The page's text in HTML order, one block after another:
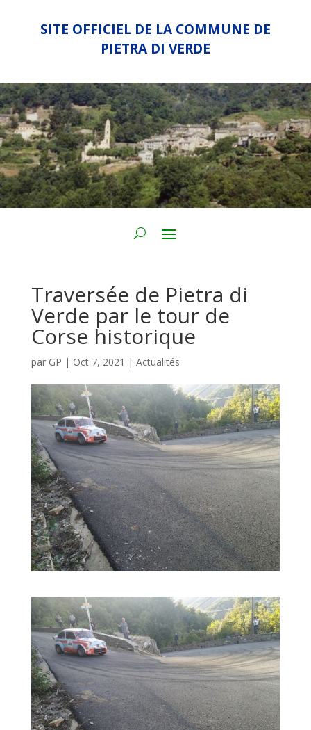
SITE OFFICIEL DE LA COMMUNE DE
PIETRA DI VERDE
Traversée de Pietra di
Verde par le tour de
Corse historique
par GP | Oct 7, 2021 | Actualités